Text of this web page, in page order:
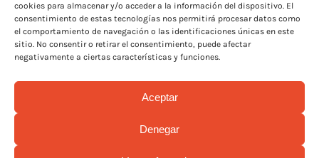
cookies para almacenar y/o acceder a la información del dispositivo. El
consentimiento de estas tecnologías nos permitirá procesar datos como
el comportamiento de navegación o las identificaciones únicas en este
sitio. No consentir o retirar el consentimiento, puede afectar
negativamente a ciertas características y funciones.
Aceptar
Denegar
CONTACTO
BIO
POLÍTICA DE COOCKIES–
POLÍTICA DE PRIVACIDAD REDES